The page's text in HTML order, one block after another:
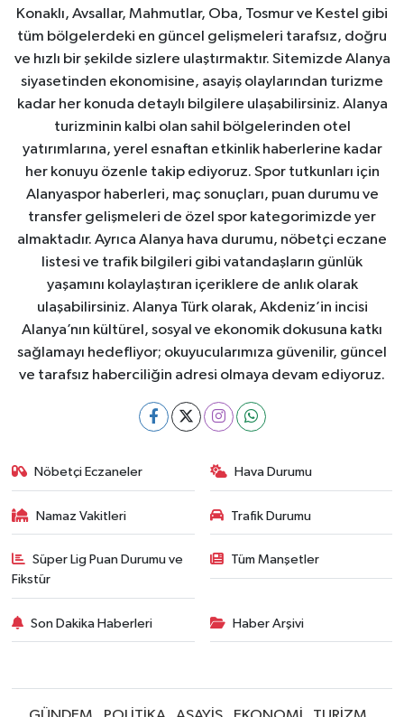
Konaklı, Avsallar, Mahmutlar, Oba, Tosmur ve Kestel gibi
tüm bölgelerdeki en güncel gelişmeleri tarafsız, doğru
ve hızlı bir şekilde sizlere ulaştırmaktır. Sitemizde Alanya
siyasetinden ekonomisine, asayiş olaylarından turizme
kadar her konuda detaylı bilgilere ulaşabilirsiniz. Alanya
turizminin kalbi olan sahil bölgelerinden otel
yatırımlarına, yerel esnaftan etkinlik haberlerine kadar
her konuyu özenle takip ediyoruz. Spor tutkunları için
Alanyaspor haberleri, maç sonuçları, puan durumu ve
transfer gelişmeleri de özel spor kategorimizde yer
almaktadır. Ayrıca Alanya hava durumu, nöbetçi eczane
listesi ve trafik bilgileri gibi vatandaşların günlük
yaşamını kolaylaştıran içeriklere de anlık olarak
ulaşabilirsiniz. Alanya Türk olarak, Akdeniz’in incisi
Alanya’nın kültürel, sosyal ve ekonomik dokusuna katkı
sağlamayı hedefliyor; okuyucularımıza güvenilir, güncel
ve tarafsız haberciliğin adresi olmaya devam ediyoruz.
Nöbetçi Eczaneler Hava Durumu
Namaz Vakitleri Trafik Durumu
Süper Lig Puan Durumu ve
Fikstür
Tüm Manşetler
Son Dakika Haberleri Haber Arşivi